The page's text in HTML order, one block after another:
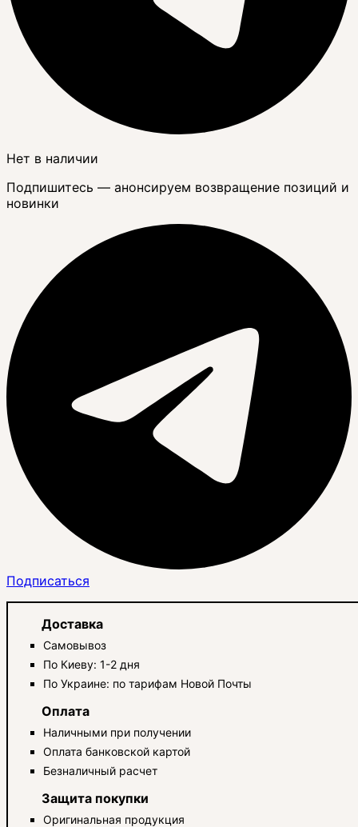
Нет в наличии
Подпишитесь — анонсируем возвращение позиций и
новинки
Подписаться
Доставка
Самовывоз
По Киеву: 1-2 дня
По Украине: по тарифам Новой Почты
Оплата
Наличными при получении
Оплата банковской картой
Безналичный расчет
Защита покупки
Оригинальная продукция